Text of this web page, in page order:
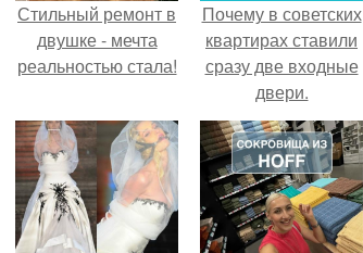
Стильный ремонт в
двушке - мечта
реальностью стала!
Почему в советских
квартирах ставили
сразу две входные
двери.